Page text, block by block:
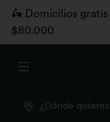
🛵 Domicilios
$80.000
Abrir menu de
¿Dónde